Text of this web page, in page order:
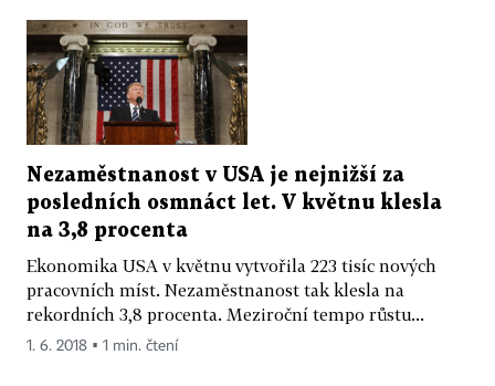
Nezaměstnanost v USA je nejnižší za
posledních osmnáct let. V květnu klesla
na 3,8 procenta
Ekonomika USA v květnu vytvořila 223 tisíc nových
pracovních míst. Nezaměstnanost tak klesla na
rekordních 3,8 procenta. Meziroční tempo růstu...
1. 6. 2018 ▪ 1 min. čtení